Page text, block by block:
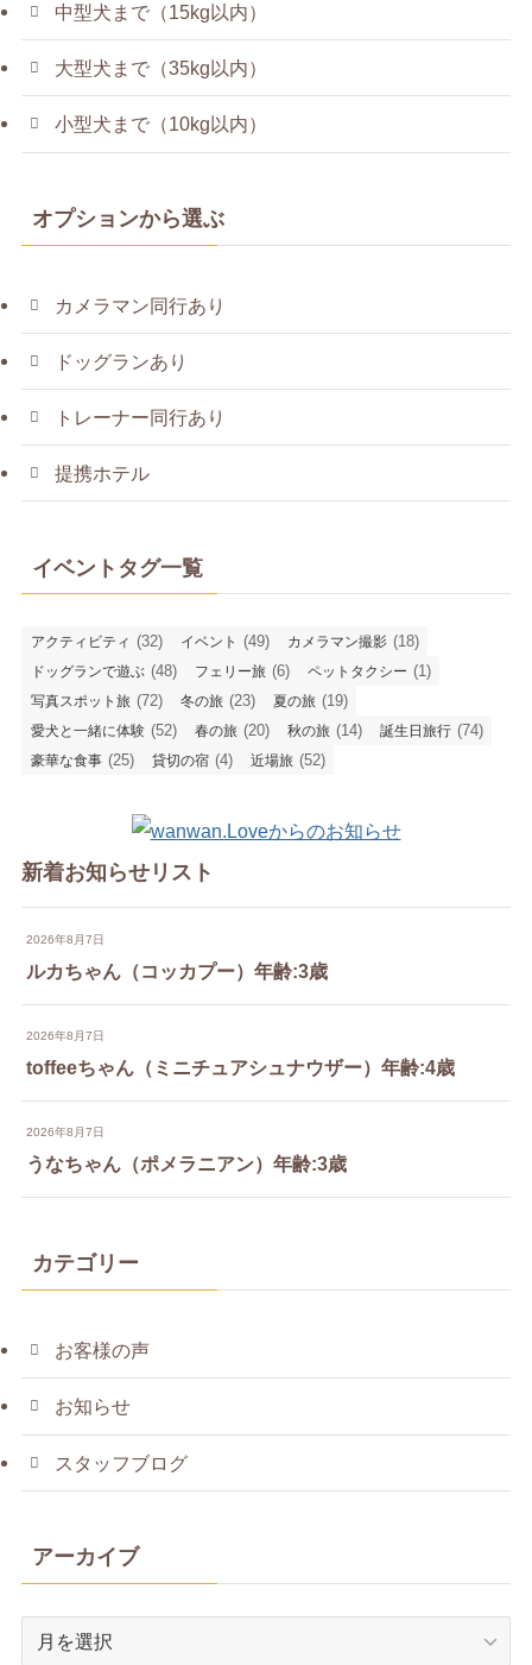
中型犬まで（15kg以内）
大型犬まで（35kg以内）
小型犬まで（10kg以内）
オプションから選ぶ
カメラマン同行あり
ドッグランあり
トレーナー同行あり
提携ホテル
イベントタグ一覧
アクティビティ (32) イベント (49) カメラマン撮影 (18)
ドッグランで遊ぶ (48) フェリー旅 (6) ペットタクシー (1)
写真スポット旅 (72) 冬の旅 (23) 夏の旅 (19)
愛犬と一緒に体験 (52) 春の旅 (20) 秋の旅 (14) 誕生日旅行 (74)
豪華な食事 (25) 貸切の宿 (4) 近場旅 (52)
新着お知らせリスト
2026年8月7日
ルカちゃん（コッカプー）年齢:3歳
2026年8月7日
toffeeちゃん（ミニチュアシュナウザー）年齢:4歳
2026年8月7日
うなちゃん（ポメラニアン）年齢:3歳
カテゴリー
お客様の声
お知らせ
スタッフブログ
アーカイブ